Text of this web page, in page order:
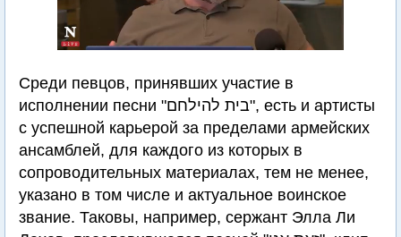
Среди певцов, принявших участие в
исполнении песни "בית להילחם", есть и артисты
с успешной карьерой за пределами армейских
ансамблей, для каждого из которых в
сопроводительных материалах, тем не менее,
указано в том числе и актуальное воинское
звание. Таковы, например, сержант Элла Ли